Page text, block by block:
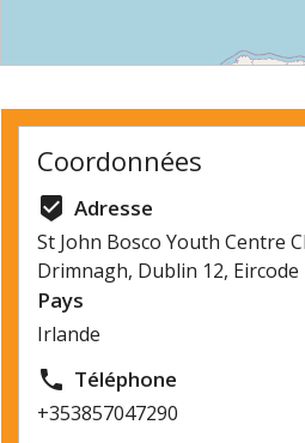
©OpenStreetMap
Coordonnées
beenhere Adresse
St John Bosco Youth Centre
Drimnagh, Dublin 12, Eircode
Pays
Irlande
local_phone Téléphone
+353857047290